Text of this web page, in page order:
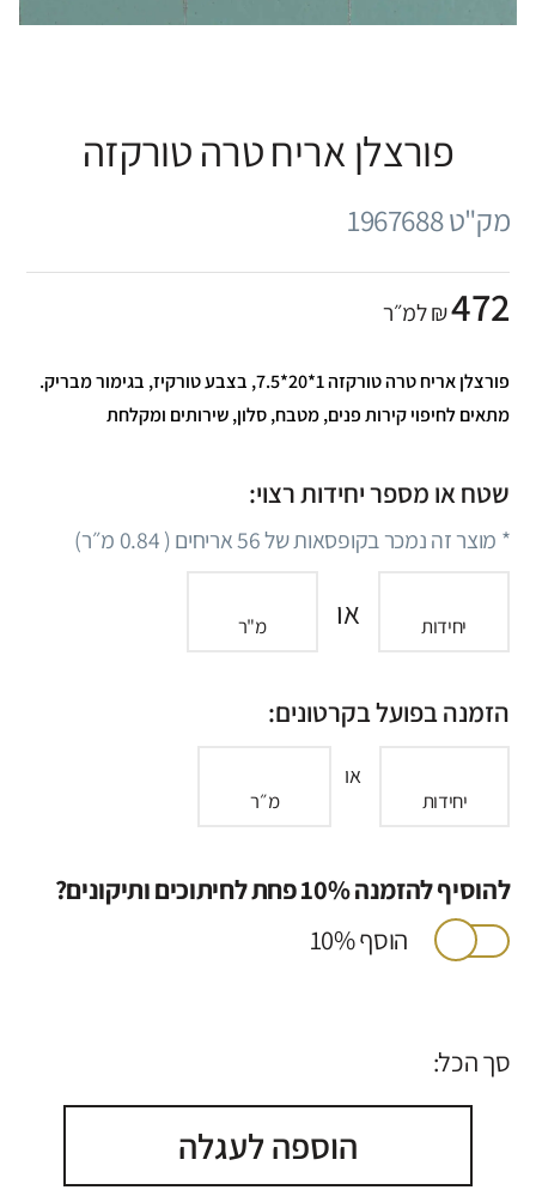
פורצלן אריח טרה טורקזה
מק"ט 1967688
472₪ למ״ר
פורצלן אריח טרה טורקזה 1*20*7.5, בצבע טורקיז, בגימור מבריק.
מתאים לחיפוי קירות פנים, מטבח, סלון, שירותים ומקלחת
שטח או מספר יחידות רצוי:
* מוצר זה נמכר בקופסאות של56אריחים (0.84 מ״ר)
יחידות או מ"ר
הזמנה בפועל בקרטונים:
יחידות
או
מ״ר
להוסיף להזמנה 10% פחת לחיתוכים ותיקונים?
הוסף 10%
סך הכל:
הוספה לעגלה